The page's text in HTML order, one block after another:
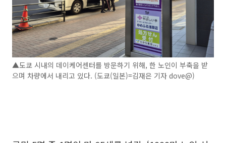
▲도쿄 시내의 데이케어센터를 방문하기 위해, 한 노인이 부축을 받
으며 차량에서 내리고 있다. (도쿄(일본)=김재은 기자 dove@)